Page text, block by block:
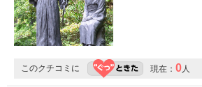
このクチコミに 現在： 0 人